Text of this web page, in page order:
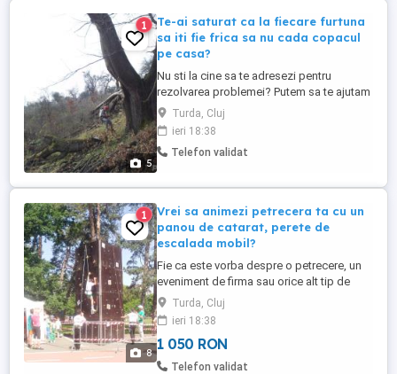
5
1
Te-ai saturat ca la fiecare furtuna
sa iti fie frica sa nu cada copacul
pe casa?
Nu sti la cine sa te adresezi pentru
rezolvarea problemei? Putem sa te ajutam
noi! Suntem o echipa cu personal atestat
fasonator mecanic ( astfel spus Drujbist)
cu o experienta de peste 10 ani. Folosim
doar scule profesioniste de la firma Stihl,
normelor ...
Turda, Cluj
ieri 18:38
Telefon validat
8
1
Vrei sa animezi petrecera ta cu un
panou de catarat, perete de
escalada mobil?
Fie ca este vorba despre o petrecere, un
eveniment de firma sau orice alt tip de
reuniune care are drept scop petrecerea
unor momente deosebite, te ajutam sa dai
culoare activitatilor tale si sa-ti surprinzi
clientii, partenerii sau prietenii. Peretele
nostru portabil de escalada va contribui la
Turda, Cluj
ieri 18:38
1 050 RON
Telefon validat